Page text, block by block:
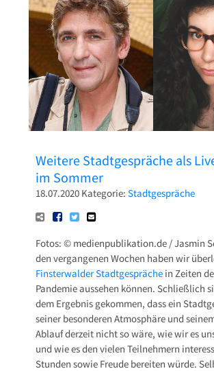
Pressetexte
Sponsoring
Archiv
Weitere Stadtgespräche als
im Sommer
18.07.2020 Kategorie:Stadtgespräche
Fotos: © medienpublikation.de / Jasmin
den vergangenen Wochen haben wir
Finsterwalder Stadtgespräche in Zeiten
Pandemie aussehen können. Schließlich
dem Ergebnis gekommen, dass ein
seiner besonderen Atmosphäre und
Ablauf derzeit nicht so wäre, wie wir es
und wie es den vielen Teilnehmern
Stunden sowie Freude bereiten würde.